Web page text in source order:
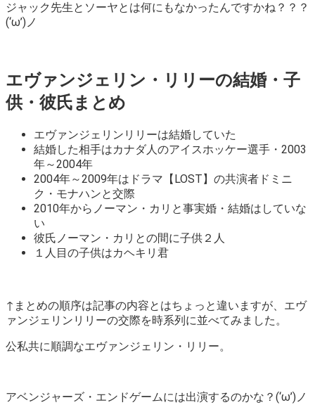
ジャック先生とソーヤとは何にもなかったんですかね？？？
(‘ω’)ノ
エヴァンジェリン・リリーの結婚・子
供・彼氏まとめ
エヴァンジェリンリリーは結婚していた
結婚した相手はカナダ人のアイスホッケー選手・2003
年～2004年
2004年～2009年はドラマ【LOST】の共演者ドミニ
ク・モナハンと交際
2010年からノーマン・カリと事実婚・結婚はしていな
い
彼氏ノーマン・カリとの間に子供２人
１人目の子供はカヘキリ君
↑まとめの順序は記事の内容とはちょっと違いますが、エヴ
ァンジェリンリリーの交際を時系列に並べてみました。
公私共に順調なエヴァンジェリン・リリー。
アベンジャーズ・エンドゲームには出演するのかな？(‘ω’)ノ